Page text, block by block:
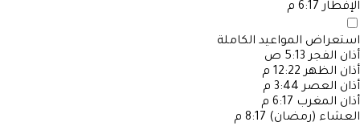
الإفطار 6:17 م
استعراض المواعيد الكاملة
أذان الفجر 5:13 ص
أذان الظهر 12:22 م
أذان العصر 3:44 م
أذان المغرب 6:17 م
العشاء (رمضان) 8:17 م